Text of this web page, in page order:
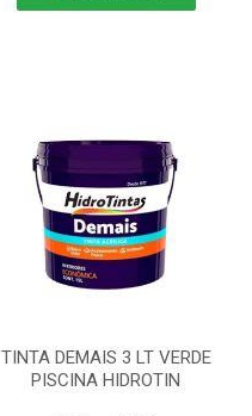
TINTA DEMAIS 3 LT VERDE
PISCINA HIDROTIN